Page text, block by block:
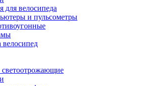
для велосипеда
и пульсометры
велосипед